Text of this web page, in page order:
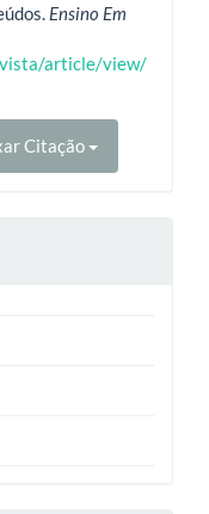
Ensino Em
article/view/
Citação